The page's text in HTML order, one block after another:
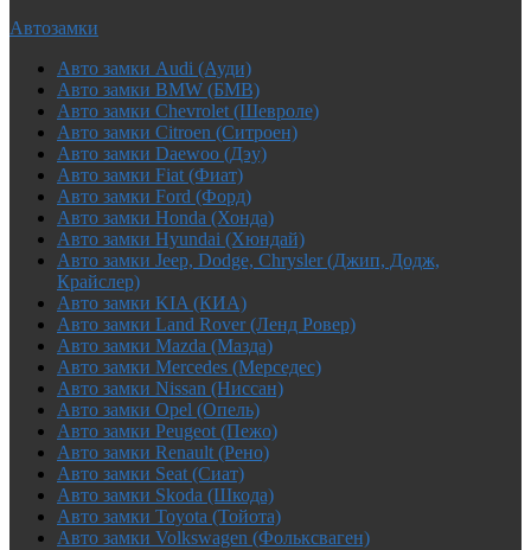
Автозамки
Авто замки Audi (Ауди)
Авто замки BMW (БМВ)
Авто замки Chevrolet (Шевроле)
Авто замки Citroen (Ситроен)
Авто замки Daewoo (Дэу)
Авто замки Fiat (Фиат)
Авто замки Ford (Форд)
Авто замки Honda (Хонда)
Авто замки Hyundai (Хюндай)
Авто замки Jeep, Dodge, Chrysler (Джип, Додж,
Крайслер)
Авто замки KIA (КИА)
Авто замки Land Rover (Ленд Ровер)
Авто замки Mazda (Мазда)
Авто замки Mercedes (Мерседес)
Авто замки Nissan (Ниссан)
Авто замки Opel (Опель)
Авто замки Peugeot (Пежо)
Авто замки Renault (Рено)
Авто замки Seat (Сиат)
Авто замки Skoda (Шкода)
Авто замки Toyota (Тойота)
Авто замки Volkswagen (Фольксваген)